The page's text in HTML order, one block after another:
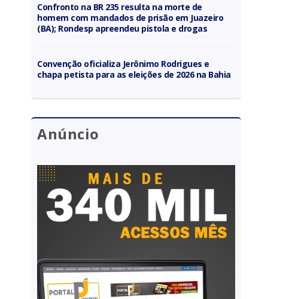
Confronto na BR 235 resulta na morte de
homem com mandados de prisão em Juazeiro
(BA); Rondesp apreendeu pistola e drogas
Convenção oficializa Jerônimo Rodrigues e
chapa petista para as eleições de 2026 na Bahia
Anúncio